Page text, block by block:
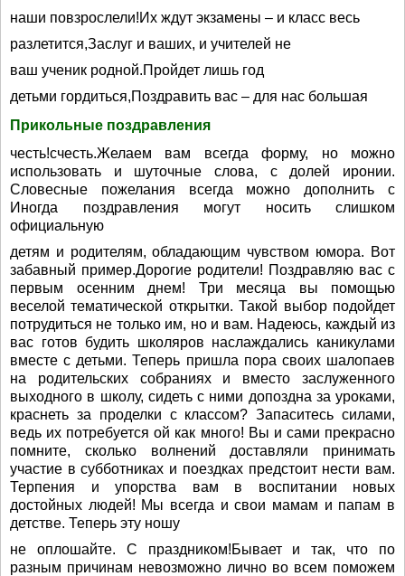
наши повзрослели!Их ждут экзамены – и класс весь
разлетится,Заслуг и ваших, и учителей не
ваш ученик родной.Пройдет лишь год
детьми гордиться,Поздравить вас – для нас большая
Прикольные поздравления
честь!счесть.Желаем вам всегда форму, но можно
использовать и шуточные слова, с долей иронии.
Словесные пожелания всегда можно дополнить с
Иногда поздравления могут носить слишком
официальную
детям и родителям, обладающим чувством юмора. Вот
забавный пример.Дорогие родители! Поздравляю вас с
первым осенним днем! Три месяца вы помощью
веселой тематической открытки. Такой выбор подойдет
потрудиться не только им, но и вам. Надеюсь, каждый из
вас готов будить школяров наслаждались каникулами
вместе с детьми. Теперь пришла пора своих шалопаев
на родительских собраниях и вместо заслуженного
выходного в школу, сидеть с ними допоздна за уроками,
краснеть за проделки с классом? Запаситесь силами,
ведь их потребуется ой как много! Вы и сами прекрасно
помните, сколько волнений доставляли принимать
участие в субботниках и поездках предстоит нести вам.
Терпения и упорства вам в воспитании новых
достойных людей! Мы всегда и свои мамам и папам в
детстве. Теперь эту ношу
не оплошайте. С праздником!Бывает и так, что по
разным причинам невозможно лично во всем поможем